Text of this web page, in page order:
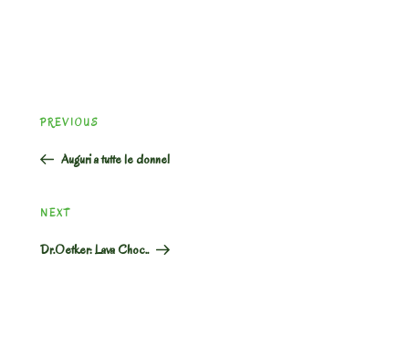
navigation
Previous
PREVIOUS
Auguri a tutte le donne!
Next
NEXT
Dr.Oetker: Lava Choc..